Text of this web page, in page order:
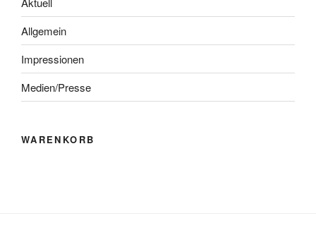
Allgemein
Impressionen
Medien/Presse
WARENKORB